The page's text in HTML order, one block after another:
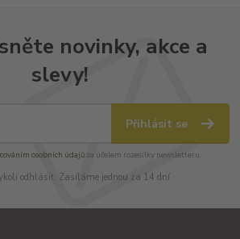
novinky, akce a
slevy!
Přihlásit se
osobních údajůza účelem rozesílky newsletteru.
odhlásit. Zasíláme jednou za 14 dní.